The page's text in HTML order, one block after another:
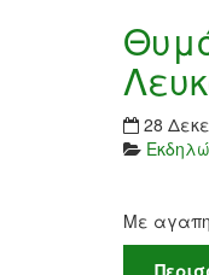
28
Με